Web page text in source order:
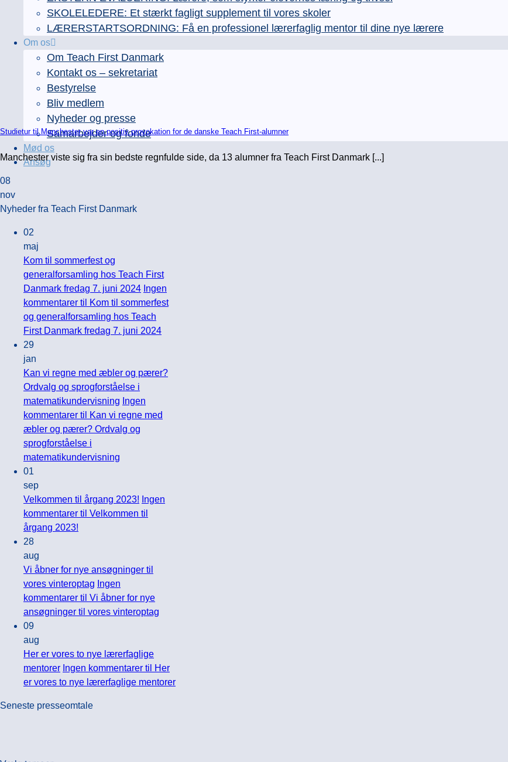
SKOLELEDERE: Et stærkt fagligt supplement til vores skoler
LÆRERSTARTSORDNING: Få en professionel lærerfaglig mentor til dine nye lærere
Om os
Om Teach First Danmark
Kontakt os – sekretariat
Bestyrelse
Bliv medlem
Nyheder og presse
Samarbejder og fonde
Mød os
Ansøg
Studietur til Manchester var en positiv provokation for de danske Teach First-alumner
Manchester viste sig fra sin bedste regnfulde side, da 13 alumner fra Teach First Danmark [...]
08
nov
Nyheder fra Teach First Danmark
02
maj
Kom til sommerfest og
generalforsamling hos Teach First
Danmark fredag 7. juni 2024 Ingen
kommentarer til Kom til sommerfest
og generalforsamling hos Teach
First Danmark fredag 7. juni 2024
29
jan
Kan vi regne med æbler og pærer?
Ordvalg og sprogforståelse i
matematikundervisning Ingen
kommentarer til Kan vi regne med
æbler og pærer? Ordvalg og
sprogforståelse i
matematikundervisning
01
sep
Velkommen til årgang 2023! Ingen
kommentarer til Velkommen til
årgang 2023!
28
aug
Vi åbner for nye ansøgninger til
vores vinteroptag Ingen
kommentarer til Vi åbner for nye
ansøgninger til vores vinteroptag
09
aug
Her er vores to nye lærerfaglige
mentorer Ingen kommentarer til Her
er vores to nye lærerfaglige mentorer
Seneste presseomtale